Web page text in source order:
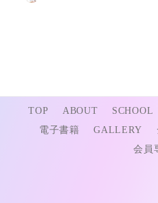
TOP ABOUT SCHOOL
電子書籍
GALLERY
会員